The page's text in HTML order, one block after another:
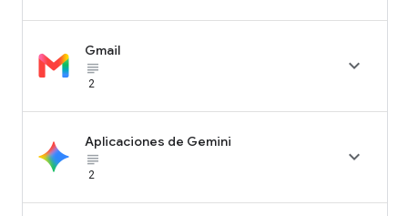
Gmail
subject_black
2

Aplicaciones de Gemini
subject_black
2
